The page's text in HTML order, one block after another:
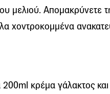
μελιού. Απομακρύνετε
χοντροκομμένα
200ml κρέμα γάλακτος